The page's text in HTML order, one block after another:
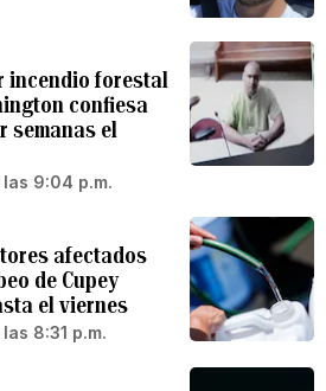
incendio forestal
confiesa
semanas el
9:04 p.m.
afectados
de Cupey
el viernes
8:31 p.m.